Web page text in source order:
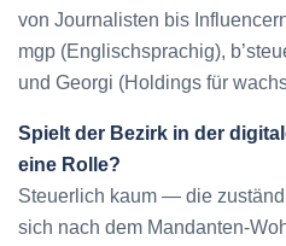
von Journalisten bis
mgp (Englischsprachig),
und Georgi (Holdings für
Spielt der Bezirk in der
eine Rolle?
Steuerlich kaum — die
sich nach dem Mandanten-